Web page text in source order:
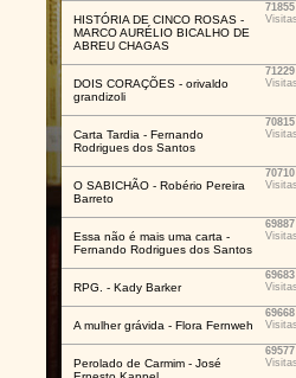
HISTÓRIA DE CINCO ROSAS -
MARCO AURÉLIO BICALHO DE
ABREU CHAGAS
71855
Visitas
DOIS CORAÇÕES - orivaldo
grandizoli
71229
Visitas
Carta Tardia - Fernando
Rodrigues dos Santos
70815
Visitas
O SABICHÃO - Robério Pereira
Barreto
70710
Visitas
Essa não é mais uma carta -
Fernando Rodrigues dos Santos
69887
Visitas
RPG. - Kady Barker
69683
Visitas
A mulher grávida - Flora Fernweh
69668
Visitas
Perolado de Carmim - José
69577
Visitas